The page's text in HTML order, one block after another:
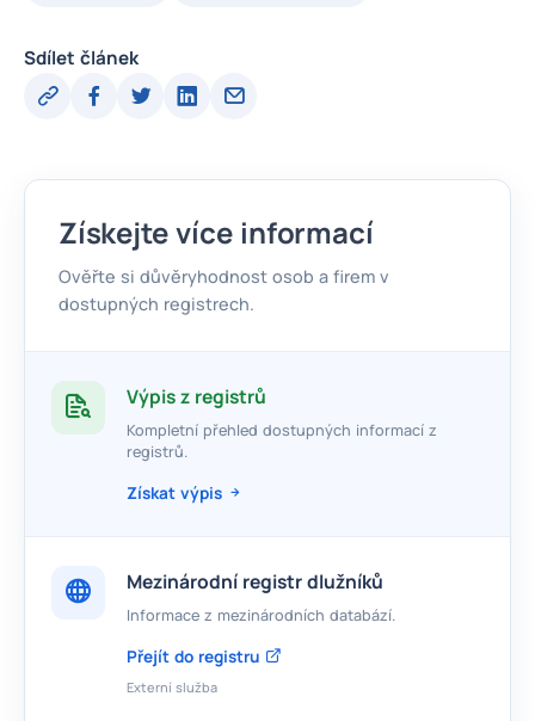
Sdílet článek
Získejte více informací
Ověřte si důvěryhodnost osob a firem v
dostupných registrech.
Výpis z registrů
Kompletní přehled dostupných informací z
registrů.
Získat výpis
Mezinárodní registr dlužníků
Informace z mezinárodních databází.
Přejít do registru
Externí služba